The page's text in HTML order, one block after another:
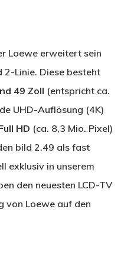
Loewe erweitert sein
2-Linie. Diese besteht
49 Zoll (entspricht ca.
UHD-Auflösung (4K)
HD (ca. 8,3 Mio. Pixel)
bild 2.49 als fast
exklusiv in unserem
den neuesten LCD-TV
von Loewe auf den